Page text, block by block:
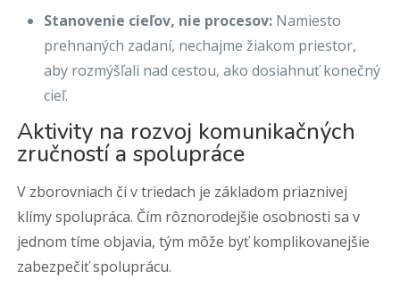
Stanovenie cieľov, nie procesov: Namiesto
prehnaných zadaní, nechajme žiakom priestor,
aby rozmýšľali nad cestou, ako dosiahnuť konečný
cieľ.
Aktivity na rozvoj komunikačných
zručností a spolupráce
V zborovniach či v triedach je základom priaznivej
klímy spolupráca. Čím rôznorodejšie osobnosti sa v
jednom tíme objavia, tým môže byť komplikovanejšie
zabezpečiť spoluprácu.